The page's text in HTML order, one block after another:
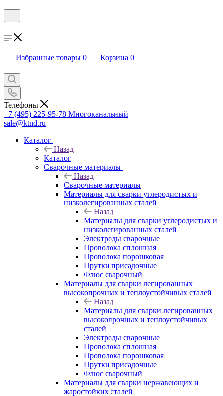
Избранные товары 0 Корзина 0
Телефоны
+7 (495) 225-95-78 Многоканальный
sale@ktnd.ru
Каталог
Назад
Каталог
Сварочные материалы
Назад
Сварочные материалы
Материалы для сварки углеродистых и
низколегированных сталей
Назад
Материалы для сварки углеродистых и
низколегированных сталей
Электроды сварочные
Проволока сплошная
Проволока порошковая
Прутки присадочные
Флюс сварочный
Материалы для сварки легированных
высокопрочных и теплоустойчивых сталей
Назад
Материалы для сварки легированных
высокопрочных и теплоустойчивых
сталей
Электроды сварочные
Проволока сплошная
Проволока порошковая
Прутки присадочные
Флюс сварочный
Материалы для сварки нержавеющих и
жаростойких сталей